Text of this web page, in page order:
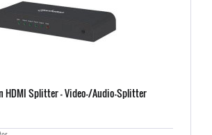
HDMI Splitter - Video-/Audio-Splitter